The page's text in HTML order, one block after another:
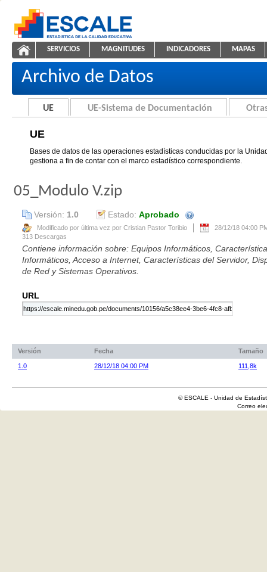
ESCALE - Unidad de Estadística Educativa
UE
NAVEGACIÓN
SERVICIOS MAGNITUDES INDICADORES MAPAS
Archivo de Datos
UE UE-Sistema de Documentación
UE
Bases de datos de las operaciones estadísticas conducidas por la
gestiona a fin de contar con el marco estadístico correspondiente.
05_Modulo V.zip
Versión: 1.0 Estado: Aprobado
Modificado por última vez por Cristian Pastor Toribio
28/12/18 04:00
313 Descargas
Contiene información sobre: Equipos Informáticos,
Informáticos, Acceso a Internet, Características del Servidor,
de Red y Sistemas Operativos.
URL
Versión Fecha Tamaño
1.0 28/12/18 04:00 PM 111,8k
© ESCALE - Unidad de
Correo